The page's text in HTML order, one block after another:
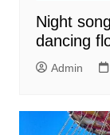
Night
dancing
Admin